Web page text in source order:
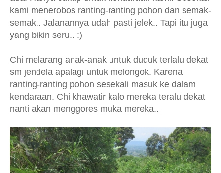
kami menerobos ranting-ranting pohon dan semak-
semak.. Jalanannya udah pasti jelek.. Tapi itu juga
yang bikin seru.. :)
Chi melarang anak-anak untuk duduk terlalu dekat
sm jendela apalagi untuk melongok. Karena
ranting-ranting pohon sesekali masuk ke dalam
kendaraan. Chi khawatir kalo mereka teralu dekat
nanti akan menggores muka mereka..